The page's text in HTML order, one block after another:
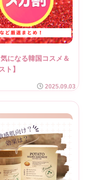
になる韓国コスメ＆
ト】
2025.09.03